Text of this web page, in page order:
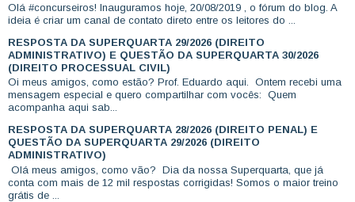
Olá #concurseiros! Inauguramos hoje, 20/08/2019 , o fórum do blog. A
ideia é criar um canal de contato direto entre os leitores do ...
RESPOSTA DA SUPERQUARTA 29/2026 (DIREITO
ADMINISTRATIVO) E QUESTÃO DA SUPERQUARTA 30/2026
(DIREITO PROCESSUAL CIVIL)
Oi meus amigos, como estão? Prof. Eduardo aqui. Ontem recebi uma
mensagem especial e quero compartilhar com vocês: Quem
acompanha aqui sab...
RESPOSTA DA SUPERQUARTA 28/2026 (DIREITO PENAL) E
QUESTÃO DA SUPERQUARTA 29/2026 (DIREITO
ADMINISTRATIVO)
Olá meus amigos, como vão? Dia da nossa Superquarta, que já
conta com mais de 12 mil respostas corrigidas! Somos o maior treino
grátis de ...